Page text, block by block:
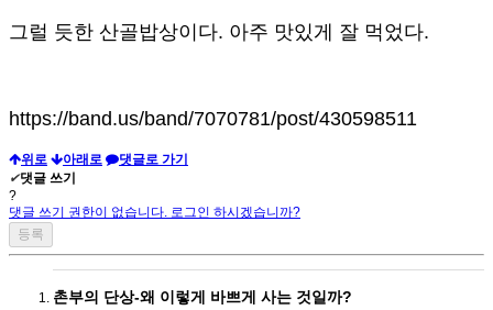
그럴 듯한 산골밥상이다. 아주 맛있게 잘 먹었다.
https://band.us/band/7070781/post/430598511
위로 아래로
댓글로 가기
✔댓글 쓰기
?
댓글 쓰기 권한이 없습니다. 로그인 하시겠습니까?
촌부의 단상-왜 이렇게 바쁘게 사는 것일까?